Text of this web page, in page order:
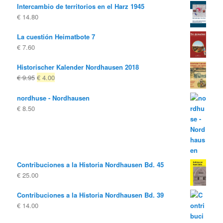
Intercambio de territorios en el Harz 1945
€ 14.80
La cuestión Heimatbote 7
€ 7.60
Historischer Kalender Nordhausen 2018
€9.95 El
original
€ 4.00El
actual
nordhuse - Nordhausen
€ 8.50
Contribuciones a la Historia Nordhausen Bd. 45
€ 25.00
Contribuciones a la Historia Nordhausen Bd. 39
€ 14.00